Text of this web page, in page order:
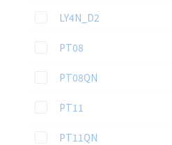
この資料を選択
LY4N_D2
この資料を選択
PT08
この資料を選択
PT08QN
この資料を選択
PT11
この資料を選択
PT11QN